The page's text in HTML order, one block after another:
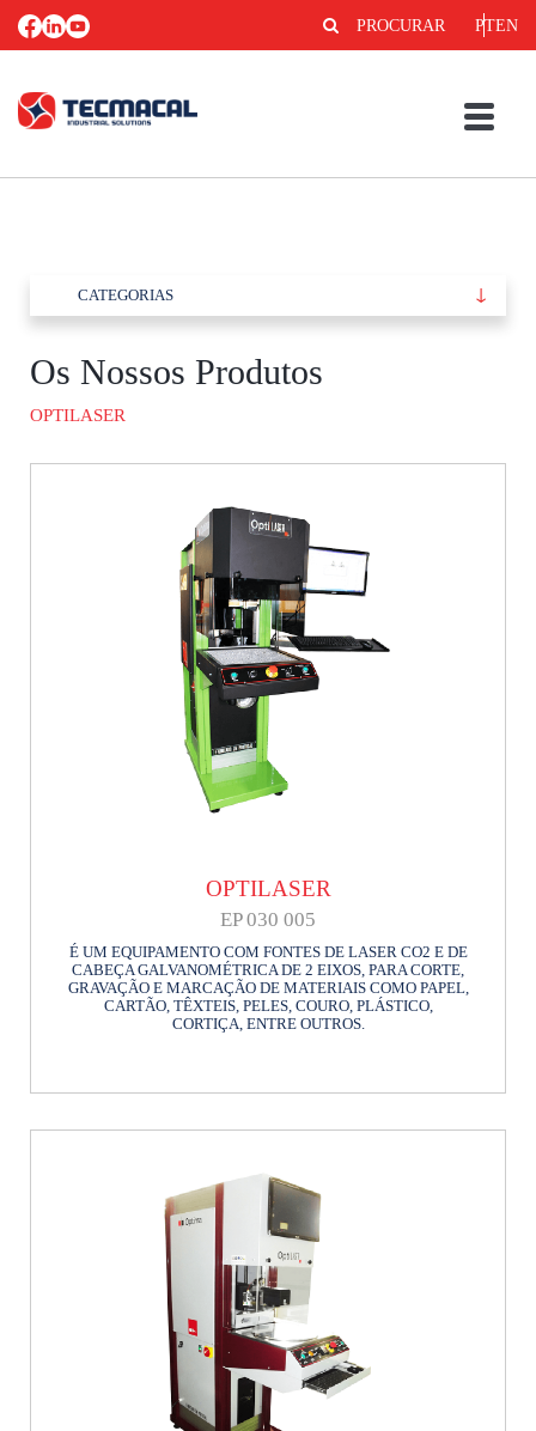
EN
PT
PROCURAR
CATEGORIAS
Os Nossos Produtos
OPTILASER
OPTILASER
EP 030 005
É UM EQUIPAMENTO COM FONTES DE LASER CO2 E DE
CABEÇA GALVANOMÉTRICA DE 2 EIXOS, PARA CORTE,
GRAVAÇÃO E MARCAÇÃO DE MATERIAIS COMO PAPEL,
CARTÃO, TÊXTEIS, PELES, COURO, PLÁSTICO,
CORTIÇA, ENTRE OUTROS.